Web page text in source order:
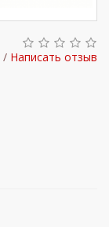
/ Написать отзыв